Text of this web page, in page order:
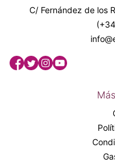
C/ Fernández de los